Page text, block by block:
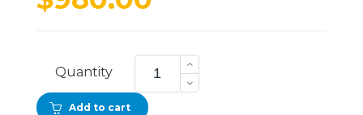
Quantity
36.3
Camera
quantity
Add to cart